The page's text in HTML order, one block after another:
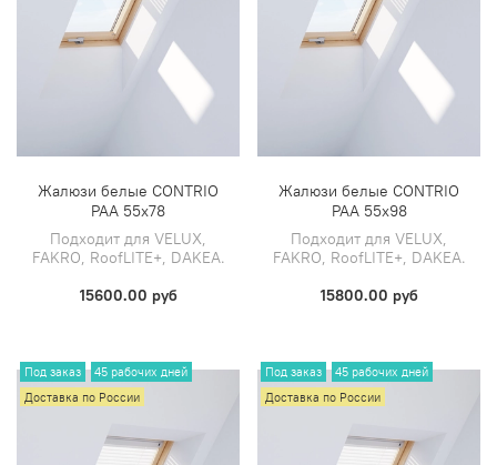
Жалюзи белые CONTRIO
PAA 55х78
Подходит для VELUX,
FAKRO, RoofLITE+, DAKEA.
15600.00 руб
Жалюзи белые CONTRIO
PAA 55х98
Подходит для VELUX,
FAKRO, RoofLITE+, DAKEA.
15800.00 руб
Под заказ
45 рабочих дней
Доставка по России
Под заказ
45 рабочих дней
Доставка по России